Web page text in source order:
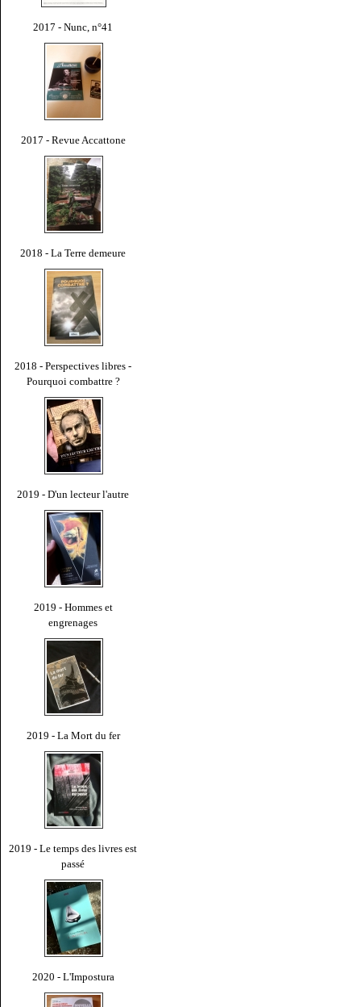
2017 - Nunc, n°41
2017 - Revue Accattone
2018 - La Terre demeure
2018 - Perspectives libres -
Pourquoi combattre ?
2019 - D'un lecteur l'autre
2019 - Hommes et
engrenages
2019 - La Mort du fer
2019 - Le temps des livres est
passé
2020 - L'Impostura